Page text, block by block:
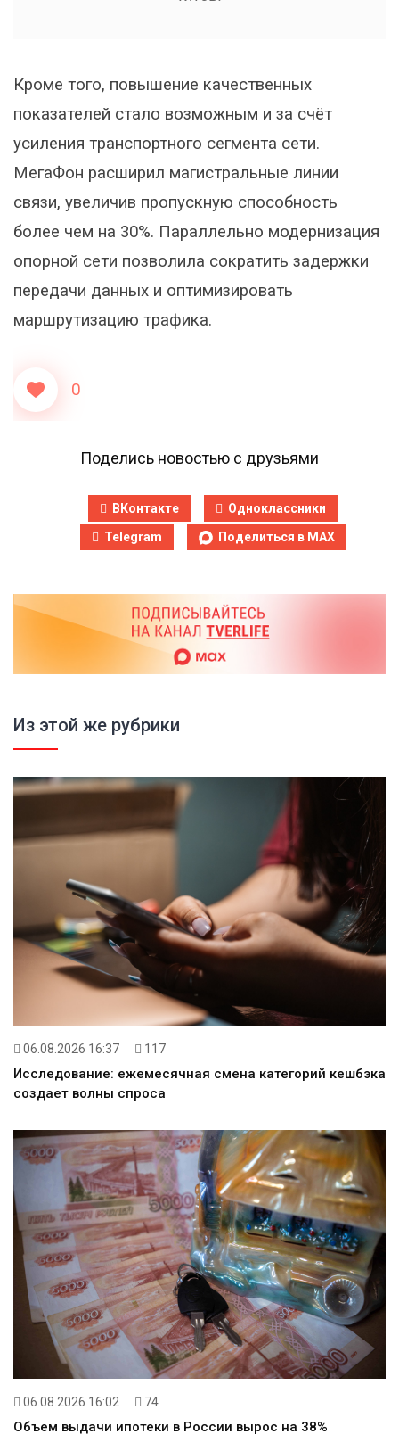
Кроме того, повышение качественных
показателей стало возможным и за счёт
усиления транспортного сегмента сети.
МегаФон расширил магистральные линии
связи, увеличив пропускную способность
более чем на 30%. Параллельно модернизация
опорной сети позволила сократить задержки
передачи данных и оптимизировать
маршрутизацию трафика.
0
Поделись новостью с друзьями
ВКонтакте
Одноклассники
Telegram
Поделиться в MAX
Из этой же рубрики
06.08.2026 16:37 117
Исследование: ежемесячная смена категорий кешбэка
создает волны спроса
06.08.2026 16:02 74
Объем выдачи ипотеки в России вырос на 38%